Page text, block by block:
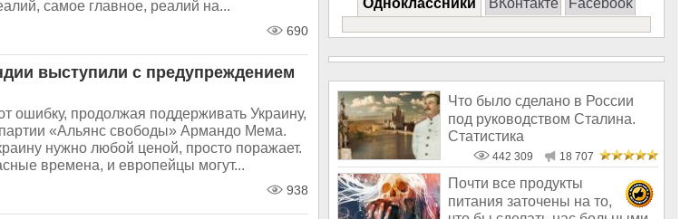
самое главное, реалий на...
690
выступили с предупреждением
ошибку, продолжая поддерживать Украину,
«Альянс свободы» Армандо Мема.
нужно любой ценой, просто поражает.
времена, и европейцы могут...
938
Одноклассники ВКонтакте Facebook
Что было сделано в России
под руководством Сталина.
Статистика
442 309 18 707
Почти все продукты
питания заточены на то,